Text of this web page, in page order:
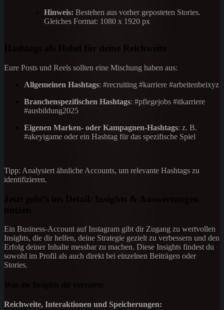
Hinweis: Bestehen aus vorher geposteten Stories.
Gleiches Format: 1080 x 1920 px
Hashtags als Hebel für deine Reichweite
Eure Posts und Reels sollten eine Mischung haben aus:
Allgemeinen Hashtags: #recruiting #karriere #arbeitenbeixyz
Branchenspezifischen Hashtags: #pflegejobs #itkarriere
#ausbildung2025
Eigenen Marken- oder Kampagnen-Hashtags: z. B.
#akeyigame oder ein Hashtag für das spezifische Spiel
Tipp: Analysiert ähnliche Accounts, um relevante Hashtags zu
identifizieren.
Jetzt geht’s ins Detail: Insights & Auswertungen
Ein Business-Account auf Instagram gibt dir Zugang zu wertvollen
Insights, die dir helfen, deine Strategie gezielt zu verbessern und den
Erfolg deiner Inhalte messbar zu machen. Diese Insights findest du
sowohl im Profil als auch direkt bei einzelnen Beiträgen oder
Stories.
Reichweite, Interaktionen und Speicherungen: